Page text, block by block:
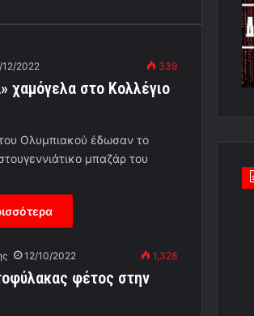
2022 339
χαμόγελα στο Κολλέγιο
Ολυμπιακού έδωσαν το
μπαζάρ του
12/10/2022 1,328
φέτος στην